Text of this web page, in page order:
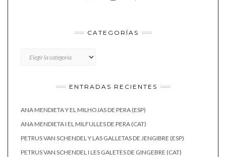
CATEGORÍAS
ENTRADAS RECIENTES
ANA MENDIETA Y EL MILHOJAS DE PERA (ESP)
ANA MENDIETA I EL MILFULLES DE PERA (CAT)
PETRUS VAN SCHENDEL Y LAS GALLETAS DE JENGIBRE (ESP)
PETRUS VAN SCHENDEL I LES GALETES DE GINGEBRE (CAT)